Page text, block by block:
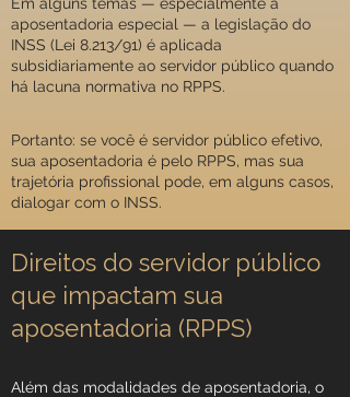
aposentadoria especial — a legislação do
INSS (Lei 8.213/91) é aplicada
subsidiariamente ao servidor público quando
há lacuna normativa no RPPS.
Portanto: se você é servidor público efetivo,
sua aposentadoria é pelo RPPS, mas sua
trajetória profissional pode, em alguns casos,
dialogar com o INSS.
Direitos do servidor público
que impactam sua
aposentadoria (RPPS)
Além das modalidades de aposentadoria, o